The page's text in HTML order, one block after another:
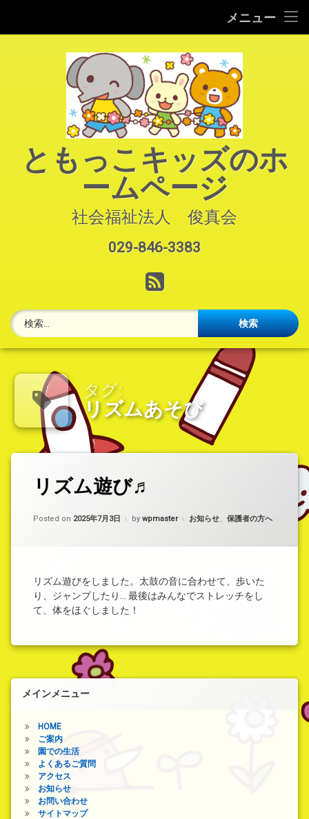
メニュー
園での生活
よくあるご質問
アクセス
お問い合わせ
ともっこキッズのホ
ームページ
社会福祉法人　俊真会
029-846-3383
RSS
タグ:
リズムあそび
リズム遊び♬
Posted on 2025年7月3日 by wpmaster カテゴリー:
お知らせ、 保護者の方へ
リズム遊びをしました。太鼓の音に合わせて、歩いた
り、ジャンプしたり… 最後はみんなでストレッチをし
て、体をほぐしました！
コ
メ
ト
(リ
ズ
ム
遊
メインメニュー
HOME
ご案内
園での生活
よくあるご質問
アクセス
お知らせ
お問い合わせ
サイトマップ